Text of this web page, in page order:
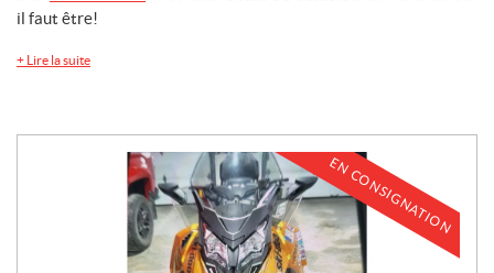
Inventaire
il faut être!
+ Lire la suite
EN CONSIGNATION